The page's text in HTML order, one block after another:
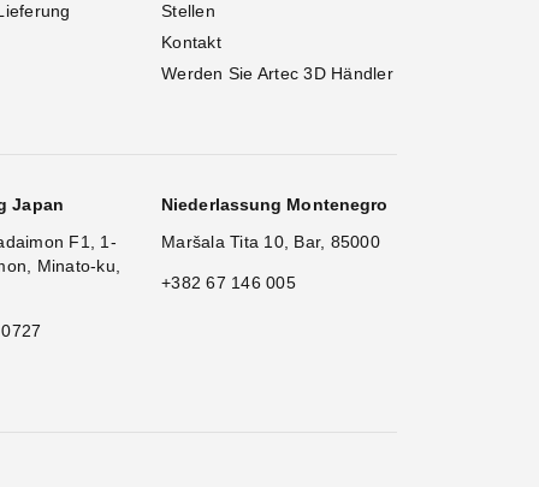
Stellen
Kontakt
Werden Sie Artec 3D Händler
Japan
F1, 1-
Minato-ku,
Niederlassung Montenegro
Maršala Tita 10, Bar, 85000
+382 67 146 005